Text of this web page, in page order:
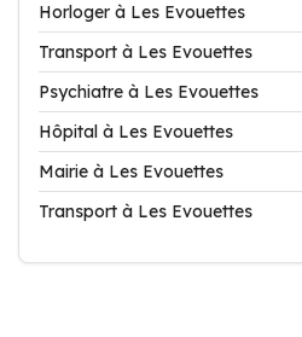
Horloger à Les Evouettes
Transport à Les Evouettes
Psychiatre à Les Evouettes
Hôpital à Les Evouettes
Mairie à Les Evouettes
Transport à Les Evouettes